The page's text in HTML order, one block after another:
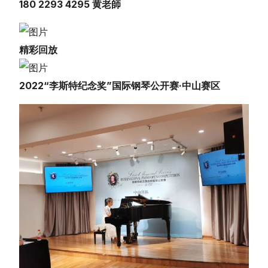
180 2293 4295 黄老師
精彩回放
2022“李斯特纪念奖”国际钢琴公开赛·中山赛区